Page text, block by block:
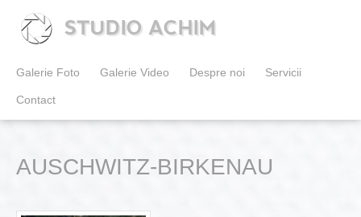
STUDIO ACHIM
Galerie Foto Galerie Video Despre noi Servicii
Contact
AUSCHWITZ-BIRKENAU